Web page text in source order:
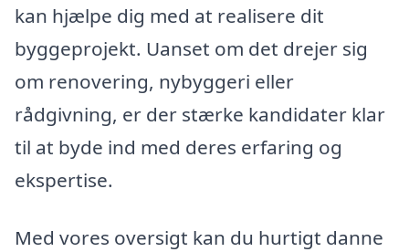
kan hjælpe dig med at realisere dit
byggeprojekt. Uanset om det drejer sig
om renovering, nybyggeri eller
rådgivning, er der stærke kandidater klar
til at byde ind med deres erfaring og
ekspertise.
Med vores oversigt kan du hurtigt danne